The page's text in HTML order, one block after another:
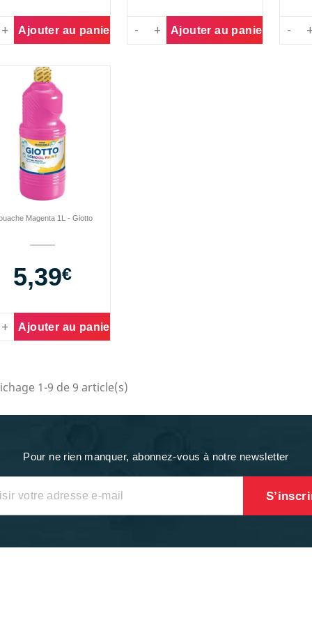
ajouter au panier ajouter au panier
Magenta 1L - Giotto
Prix
5,39€
ajouter au panier
1-9 de 9 article(s)
Pour ne rien manquer, abonnez-vous à notre newsletter